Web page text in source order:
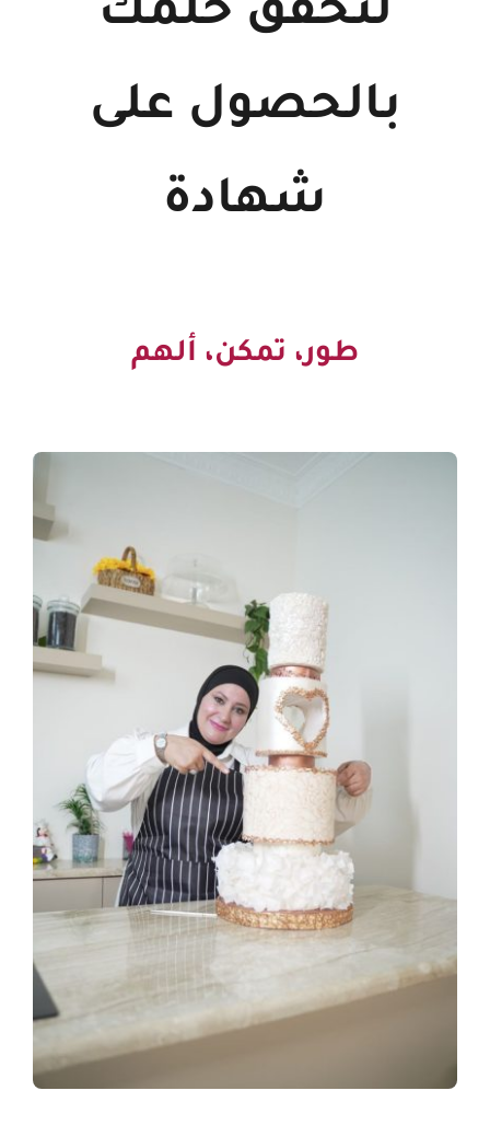
لتحقق حلمك
بالحصول على
شهادة
طور، تمكن، ألهم